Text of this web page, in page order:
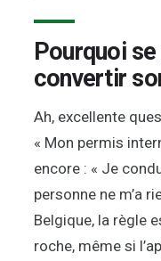
Pourquoi
convertir
Ah, excellente
« Mon permis
encore : « Je
personne ne m’a
Belgique, la règle
roche, même si